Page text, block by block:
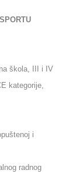
škola, III i IV
kategorije,
i
radnog